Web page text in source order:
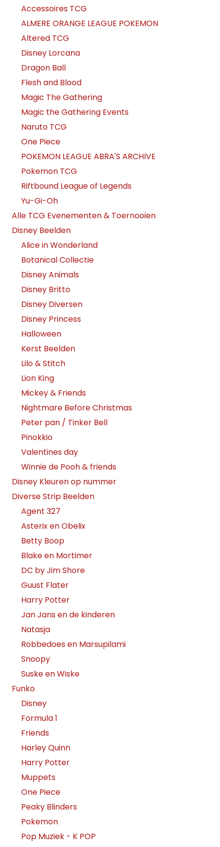
Accessoires TCG
ALMERE ORANGE LEAGUE POKEMON
Altered TCG
Disney Lorcana
Dragon Ball
Flesh and Blood
Magic The Gathering
Magic the Gathering Events
Naruto TCG
One Piece
POKEMON LEAGUE ABRA'S ARCHIVE
Pokemon TCG
Riftbound League of Legends
Yu-Gi-Oh
Alle TCG Evenementen & Toernooien
Disney Beelden
Alice in Wonderland
Botanical Collectie
Disney Animals
Disney Britto
Disney Diversen
Disney Princess
Halloween
Kerst Beelden
Lilo & Stitch
Lion King
Mickey & Friends
Nightmare Before Christmas
Peter pan / Tinker Bell
Pinokkio
Valentines day
Winnie de Pooh & friends
Disney Kleuren op nummer
Diverse Strip Beelden
Agent 327
Asterix en Obelix
Betty Boop
Blake en Mortimer
DC by Jim Shore
Guust Flater
Harry Potter
Jan Jans en de kinderen
Natasja
Robbedoes en Marsupilami
Snoopy
Suske en Wiske
Funko
Disney
Formula 1
Friends
Harley Quinn
Harry Potter
Muppets
One Piece
Peaky Blinders
Pokemon
Pop Muziek - K POP